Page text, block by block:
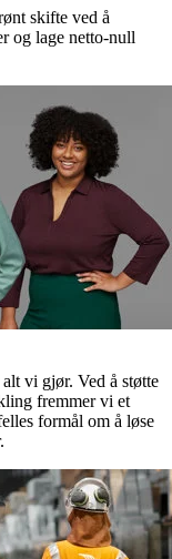
skifte ved å
og lage netto-null
vi gjør. Ved å støtte
fremmer vi et
formål om å løse